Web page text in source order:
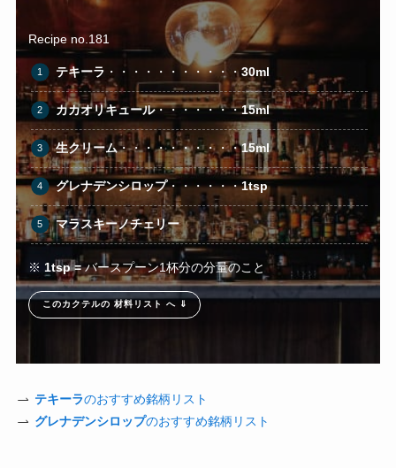
Recipe no.181
テキーラ ・・・・・・・・・・・30ml
カカオリキュール・・・・・・・15ml
生クリーム・・・・・・・・・・15ml
グレナデンシロップ・・・・・・1tsp
マラスキーノチェリー
※ 1tsp =バースプーン1杯分の分量のこと
このカクテルの 材料リスト へ ⇓
テキーラのおすすめ銘柄リスト
グレナデンシロップのおすすめ銘柄リスト